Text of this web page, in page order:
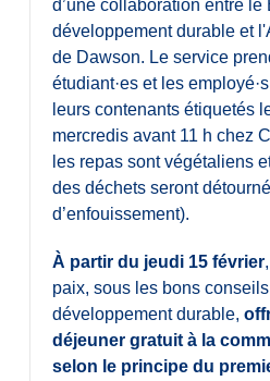
d’une collaboration entre le
développement durable et
de Dawson. Le service
étudiant·es et les
leurs contenants étiquetés
mercredis avant 11 h chez
les repas sont végétaliens
des déchets seront
d’enfouissement).
À partir du jeudi 15 février
paix, sous les bons
développement durable,
déjeuner gratuit à la
selon le principe du